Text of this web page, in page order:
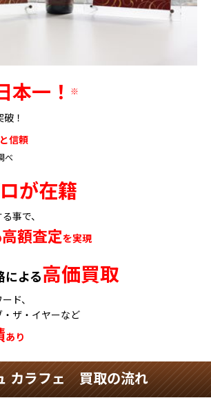
本一！ ※
！
信頼
べ
が在籍
事で、
高額査定を実現
による高価買取
ド、
ザ・イヤーなど
あり
カラフェ 買取の流れ